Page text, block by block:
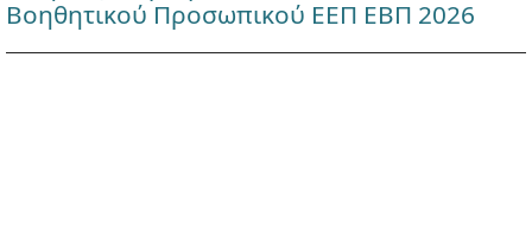
Βοηθητικού Προσωπικού ΕΕΠ ΕΒΠ 2026